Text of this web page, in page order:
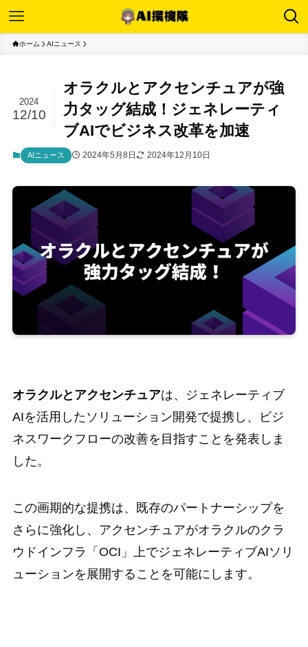
ホーム AIニュース
オラクルとアクセンチュアが強
力タッグ結成！ジェネレーティ
ブAIでビジネス改革を加速
2024
12/10
AIニュース 2024年5月8日 2024年12月10日
オラクルとアクセンチュアは、ジェネレーティブ
AIを活用したソリューション開発で提携し、ビジ
ネスワークフローの改善を目指すことを発表しま
した。
この画期的な提携は、既存のパートナーシップを
さらに強化し、アクセンチュアがオラクルのクラ
ウドインフラ「OCI」上でジェネレーティブAIソリ
ューションを展開することを可能にします。